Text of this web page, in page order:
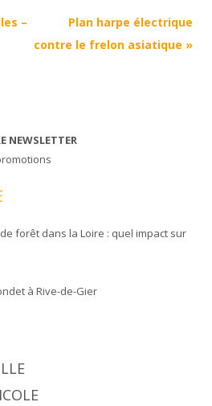
–
Plan harpe électrique
contre le frelon asiatique »
NEWSLETTER
forêt dans la Loire : quel impact sur
à Rive-de-Gier